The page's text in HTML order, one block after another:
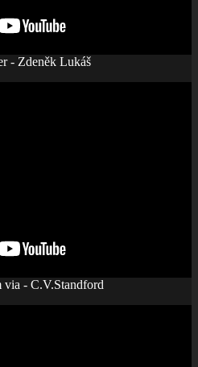
- Zdeněk Lukáš
via - C.V.Standford